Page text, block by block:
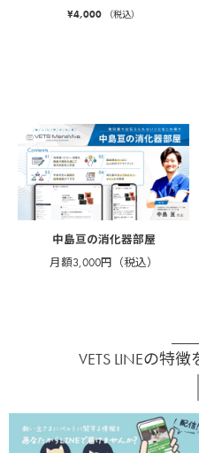
¥4,000 （税込）
中島亘の消化器部屋
月額3,000円（税込）
VETS LINEの特